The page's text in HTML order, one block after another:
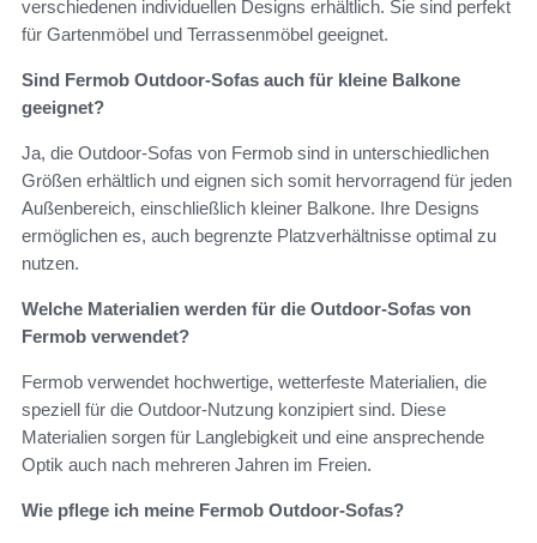
verschiedenen individuellen Designs erhältlich. Sie sind perfekt
für Gartenmöbel und Terrassenmöbel geeignet.
Sind Fermob Outdoor-Sofas auch für kleine Balkone
geeignet?
Ja, die Outdoor-Sofas von Fermob sind in unterschiedlichen
Größen erhältlich und eignen sich somit hervorragend für jeden
Außenbereich, einschließlich kleiner Balkone. Ihre Designs
ermöglichen es, auch begrenzte Platzverhältnisse optimal zu
nutzen.
Welche Materialien werden für die Outdoor-Sofas von
Fermob verwendet?
Fermob verwendet hochwertige, wetterfeste Materialien, die
speziell für die Outdoor-Nutzung konzipiert sind. Diese
Materialien sorgen für Langlebigkeit und eine ansprechende
Optik auch nach mehreren Jahren im Freien.
Wie pflege ich meine Fermob Outdoor-Sofas?